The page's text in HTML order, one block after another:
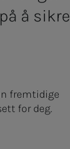
å sikre
fremtidige
for deg.